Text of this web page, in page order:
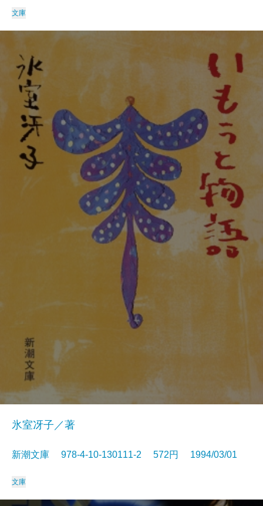
文庫
氷室冴子／著
新潮文庫 978-4-10-130111-2 572円 1994/03/01
文庫